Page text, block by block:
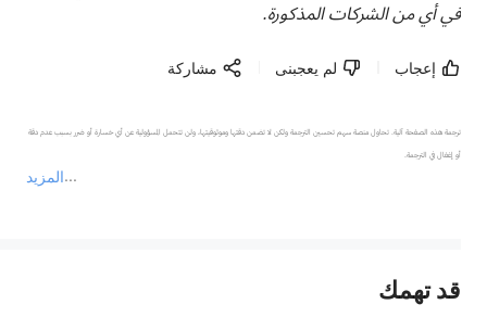
في أي من الشركات المذكورة.
إعجاب لم يعجبنى مشاركة
المزيد
ترجمة هذه الصفحة آلية. تحاول منصة سهم تحسين الترجمة ولكن لا تضمن دقتها وموثوقيتها، ولن تتحمل المسؤولية عن أي خسارة أو ضرر بسبب عدم دقة
أو إغفال في الترجمة.
عند الضرورة، يرجى استشارة مستشار استثمار محترف. لا تقدم منصة سهم أي مشورة استثمارية، ولا تقدم أي التزامات أو ضمانات.
قد تهمك